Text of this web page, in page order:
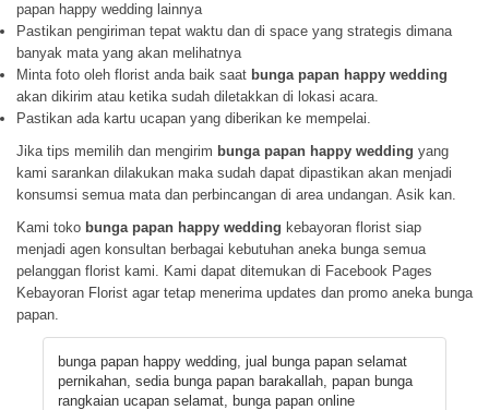
papan happy wedding lainnya
Pastikan pengiriman tepat waktu dan di space yang strategis dimana
banyak mata yang akan melihatnya
Minta foto oleh florist anda baik saat bunga papan happy wedding
akan dikirim atau ketika sudah diletakkan di lokasi acara.
Pastikan ada kartu ucapan yang diberikan ke mempelai.
Jika tips memilih dan mengirim bunga papan happy wedding yang
kami sarankan dilakukan maka sudah dapat dipastikan akan menjadi
konsumsi semua mata dan perbincangan di area undangan. Asik kan.
Kami toko bunga papan happy wedding kebayoran florist siap
menjadi agen konsultan berbagai kebutuhan aneka bunga semua
pelanggan florist kami. Kami dapat ditemukan di Facebook Pages
Kebayoran Florist agar tetap menerima updates dan promo aneka bunga
papan.
bunga papan happy wedding, jual bunga papan selamat
pernikahan, sedia bunga papan barakallah, papan bunga
rangkaian ucapan selamat, bunga papan online